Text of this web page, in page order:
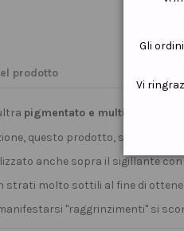
prodotto
pigmentato e
questo prodotto, si presta
anche sopra il sigillante
strati molto sottili al fine di
"raggrinzimenti" si
Gli
Vi